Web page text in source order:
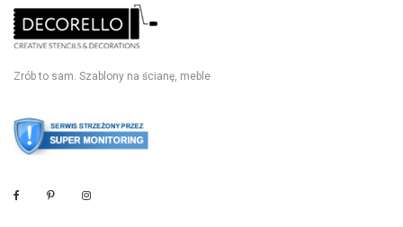
Zrób to sam. Szablony na ścianę, meble